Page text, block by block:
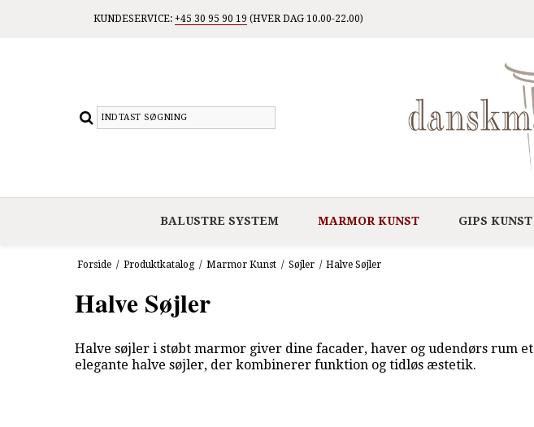
KUNDESERVICE: +45 30 95 90 19 (HVER DAG 10.00-22.00)
BALUSTRE SYSTEM MARMOR KUNST GIPS KUNST
Forside / Produktkatalog / Marmor Kunst / Søjler / Halve Søjler
Halve Søjler
Halve søjler i støbt marmor giver dine facader, haver og udendørs rum
elegante halve søjler, der kombinerer funktion og tidløs æstetik.